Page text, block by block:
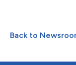
studie om de
te onderzoeken bij
incontinentie.
Back to